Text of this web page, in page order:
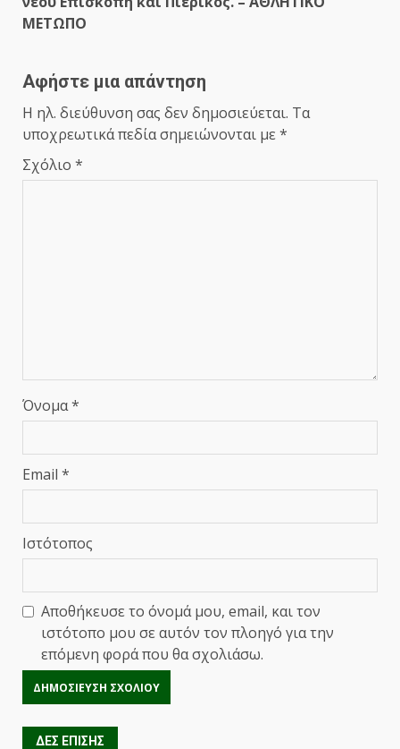
ΜΕΤΩΠΟ
Αφήστε μια απάντηση
Η ηλ. διεύθυνση σας δεν δημοσιεύεται. Τα
υποχρεωτικά πεδία σημειώνονται με *
Σχόλιο *
Όνομα*
Email *
Ιστότοπος
Αποθήκευσε το όνομά μου, email, και τον
ιστότοπο μου σε αυτόν τον πλοηγό για την
επόμενη φορά που θα σχολιάσω.
ΔΕΣ ΕΠΙΣΗΣ